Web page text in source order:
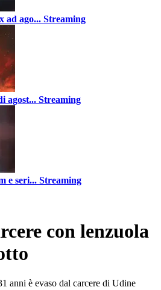
ad ago... Streaming
agost... Streaming
e seri... Streaming
con lenzuola
anni è evaso dal carcere di Udine